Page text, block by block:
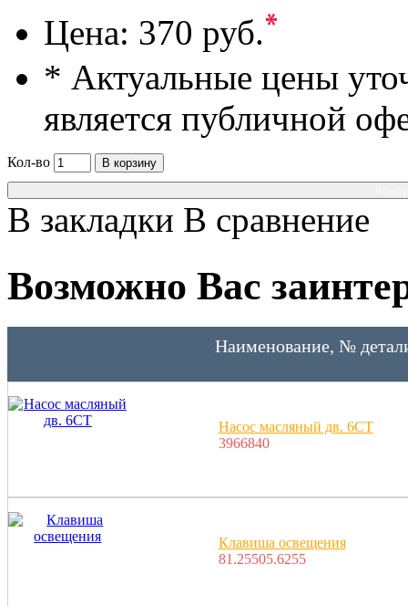
Цена: 370 руб.*
* Актуальные цены
является публичной
Кол-во
В корзину
В закладки В сравнение
Возможно Вас
Наименование, №
Насос масляный дв. 6CT
3966840
Клавиша освещения
81.25505.6255